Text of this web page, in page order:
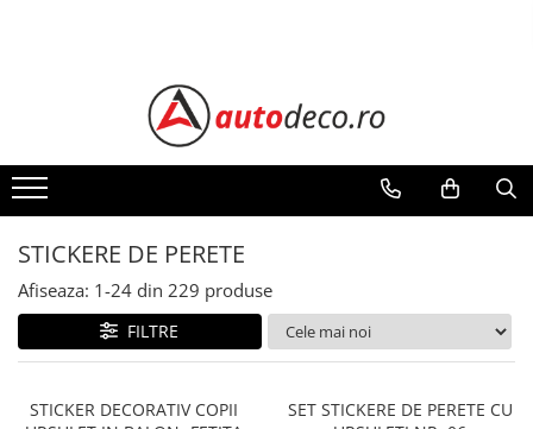
ALFA ROMEO
BMW
CHEVROLET
CITROEN
DACIA
FORD
STICKERE DE PERETE
Afiseaza: 1-24 din 229 produse
FILTRE
STICKER DECORATIV COPII
SET STICKERE DE PERETE CU